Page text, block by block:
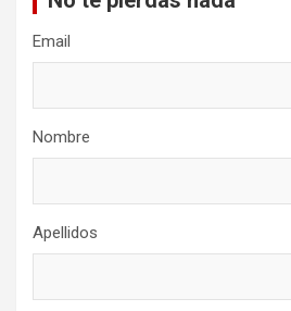
Email
Nombre
Apellidos